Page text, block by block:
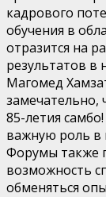
кадрового
обучения в
отразится на
результатов в
Магомед
замечательно,
85-летия
важную роль в
Форумы также
возможность
обменяться